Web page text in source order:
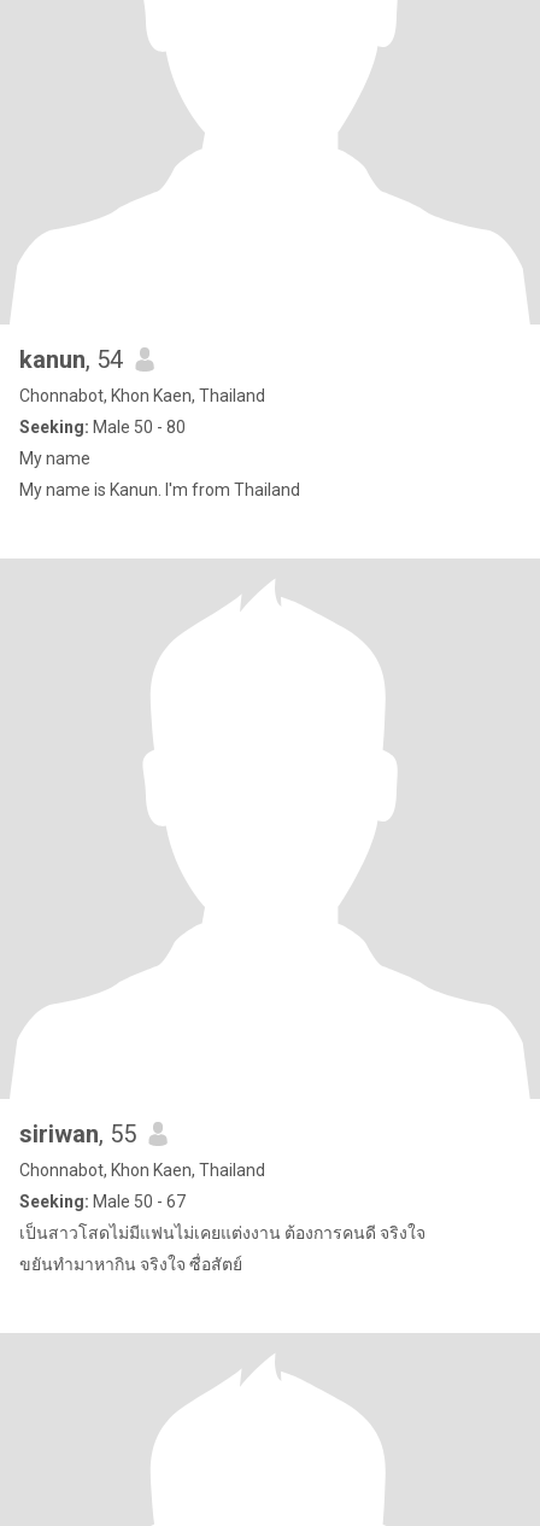
kanun, 54
Chonnabot, Khon Kaen, Thailand
Seeking: Male 50 - 80
My name
My name is Kanun. I'm from Thailand
siriwan, 55
Chonnabot, Khon Kaen, Thailand
Seeking: Male 50 - 67
เป็นสาวโสดไม่มีแฟนไม่เคยแต่งงาน ต้องการคนดี จริงใจ
ขยันทำมาหากิน จริงใจ ซื่อสัตย์